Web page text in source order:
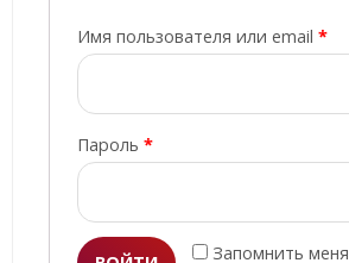
Имя пользователя или email *
Пароль *
Запомнить меня